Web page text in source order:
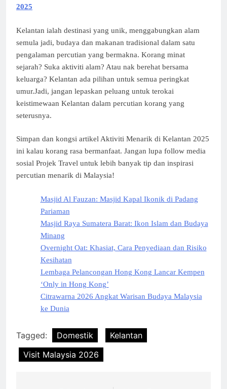
2025
Kelantan ialah destinasi yang unik, menggabungkan alam
semula jadi, budaya dan makanan tradisional dalam satu
pengalaman percutian yang bermakna. Korang minat
sejarah? Suka aktiviti alam? Atau nak berehat bersama
keluarga? Kelantan ada pilihan untuk semua peringkat
umur.Jadi, jangan lepaskan peluang untuk terokai
keistimewaan Kelantan dalam percutian korang yang
seterusnya.
Simpan dan kongsi artikel Aktiviti Menarik di Kelantan 2025
ini kalau korang rasa bermanfaat. Jangan lupa follow media
sosial Projek Travel untuk lebih banyak tip dan inspirasi
percutian menarik di Malaysia!
Masjid Al Fauzan: Masjid Kapal Ikonik di Padang
Pariaman
Masjid Raya Sumatera Barat: Ikon Islam dan Budaya
Minang
Overnight Oat: Khasiat, Cara Penyediaan dan Risiko
Kesihatan
Lembaga Pelancongan Hong Kong Lancar Kempen
‘Only in Hong Kong’
Citrawarna 2026 Angkat Warisan Budaya Malaysia
ke Dunia
Tagged: Domestik
Kelantan
Visit Malaysia 2026